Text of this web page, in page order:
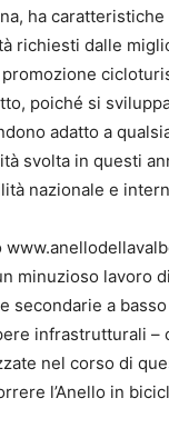
ha
richiesti dalle
poiché si
adatto a
svolta in questi
nazionale e
minuzioso lavoro
secondarie a
infrastrutturali –
nel corso di
l’Anello in